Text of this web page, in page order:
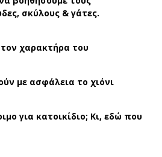
σκύλους & γάτες.
χαρακτήρα του
με ασφάλεια το χιόνι
για κατοικίδιο; Κι, εδώ που